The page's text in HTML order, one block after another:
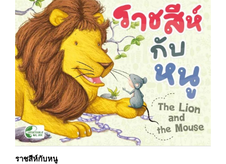
ราชสีห์กับหนู